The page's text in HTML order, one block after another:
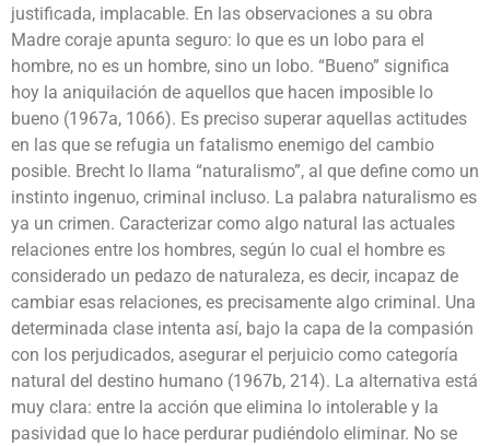
justificada, implacable. En las observaciones a su obra
Madre coraje apunta seguro: lo que es un lobo para el
hombre, no es un hombre, sino un lobo. “Bueno” significa
hoy la aniquilación de aquellos que hacen imposible lo
bueno (1967a, 1066). Es preciso superar aquellas actitudes
en las que se refugia un fatalismo enemigo del cambio
posible. Brecht lo llama “naturalismo”, al que define como un
instinto ingenuo, criminal incluso. La palabra naturalismo es
ya un crimen. Caracterizar como algo natural las actuales
relaciones entre los hombres, según lo cual el hombre es
considerado un pedazo de naturaleza, es decir, incapaz de
cambiar esas relaciones, es precisamente algo criminal. Una
determinada clase intenta así, bajo la capa de la compasión
con los perjudicados, asegurar el perjuicio como categoría
natural del destino humano (1967b, 214). La alternativa está
muy clara: entre la acción que elimina lo intolerable y la
pasividad que lo hace perdurar pudiéndolo eliminar. No se